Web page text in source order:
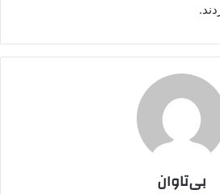
بی‌تاوان